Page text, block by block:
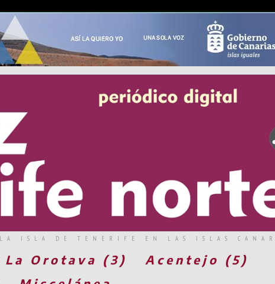
ISLA DE TENERIFE EN LAS ISLAS
La Orotava (3)
Acentejo (5)